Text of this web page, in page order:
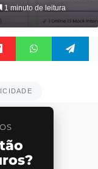
1 minuto de leitura
Flipboard WhatsApp